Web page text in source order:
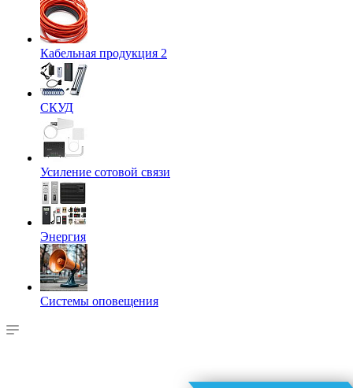
Кабельная продукция 2
СКУД
Усиление сотовой связи
Энергия
Системы оповещения